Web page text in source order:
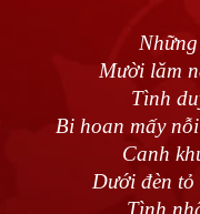
Mười lăm
Tình
Bi hoan mấy
Canh
Dưới đèn tỏ
Tình